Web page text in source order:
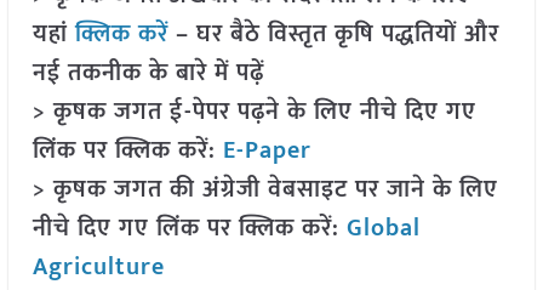
यहांक्लिक करें– घर बैठे विस्तृत कृषि पद्धतियों और
नई तकनीक के बारे में पढ़ें
> कृषक जगत ई-पेपर पढ़ने के लिए नीचे दिए गए
लिंक पर क्लिक करें: E-Paper
> कृषक जगत की अंग्रेजी वेबसाइट पर जाने के लिए
नीचे दिए गए लिंक पर क्लिक करें: Global
Agriculture